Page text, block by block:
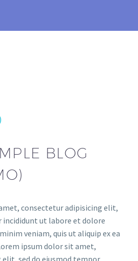
BLOG
consectetur adipisicing elit,
incididunt ut labore et dolore
veniam, quis ut aliquip ex ea
ipsum dolor sit amet,